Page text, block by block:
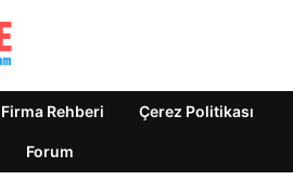
Firma Rehberi Çerez Politikası
Forum